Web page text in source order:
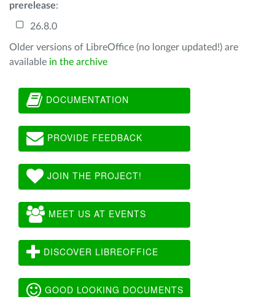
prerelease:
26.8.0
Older versions of LibreOffice (no longer updated!) are
available in the archive
DOCUMENTATION
PROVIDE FEEDBACK
JOIN THE PROJECT!
MEET US AT EVENTS
DISCOVER LIBREOFFICE
GOOD LOOKING DOCUMENTS